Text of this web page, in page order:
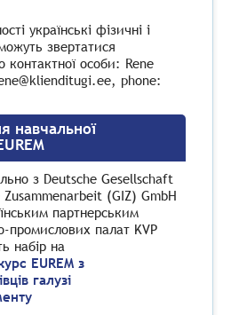
українські фізичні і
звертатися
контактної особи: Rene
phone:
навчальної
з Deutsche Gesellschaft
(GIZ) GmbH
партнерським
промислових палат KVP
набiр на
EUREM з
галузi